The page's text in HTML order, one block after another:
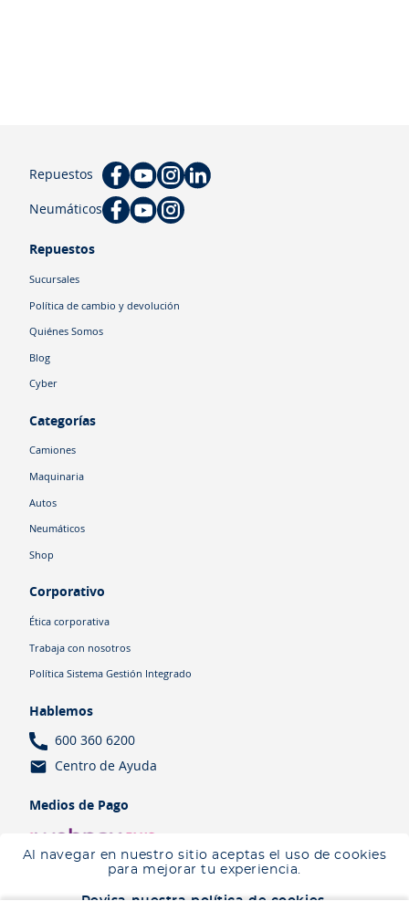
Al navegar en nuestro sitio aceptas el uso de cookies
para mejorar tu experiencia.
Repuestos
Neumáticos
Repuestos
Sucursales
Política de cambio y devolución
Quiénes Somos
Blog
Cyber
Categorías
Camiones
Maquinaria
Autos
Neumáticos
Shop
Corporativo
Ética corporativa
Trabaja con nosotros
Política Sistema Gestión Integrado
Hablemos
600 360 6200
Centro de Ayuda
Medios de Pago